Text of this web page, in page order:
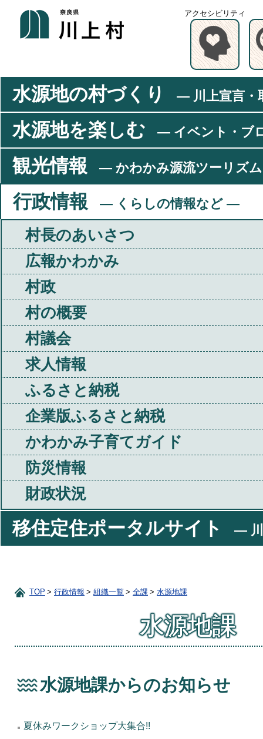
アクセシビリティ
水源地の村づくり ― 川上宣言・
水源地を楽しむ ― イベント・ブ
観光情報 ― かわかみ源流ツーリズ
行政情報 ― くらしの情報など ―
村長のあいさつ
広報かわかみ
村政
村の概要
村議会
求人情報
ふるさと納税
企業版ふるさと納税
かわかみ子育てガイド
防災情報
財政状況
移住定住ポータルサイト ―
TOP 行政情報 組織一覧 全課 水源地課
水源地課
水源地課からのお知らせ
夏休みワークショップ大集合!!